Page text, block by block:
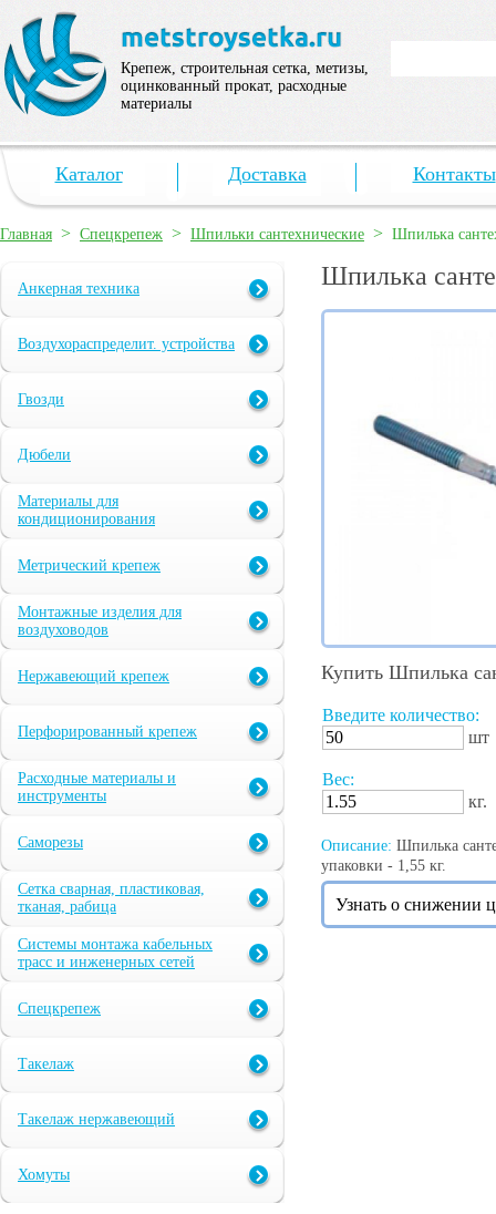
Крепеж, строительная сетка, метизы,
оцинкованный прокат, расходные
материалы
Каталог Доставка Контакты
Главная > Спецкрепеж > Шпильки сантехнические > Шпилька
Анкерная техника
Воздухораспределит. устройства
Гвозди
Дюбели
Материалы для
кондиционирования
Метрический крепеж
Монтажные изделия для
воздуховодов
Нержавеющий крепеж
Перфорированный крепеж
Расходные материалы и
инструменты
Саморезы
Сетка сварная, пластиковая,
тканая, рабица
Системы монтажа кабельных
трасс и инженерных сетей
Спецкрепеж
Такелаж
Такелаж нержавеющий
Хомуты
Шпилька
Купить Шпилька
Введите количество:
шт
Вес:
кг.
Описание: Шпилька
упаковки - 1,55 кг.
Узнать о снижении